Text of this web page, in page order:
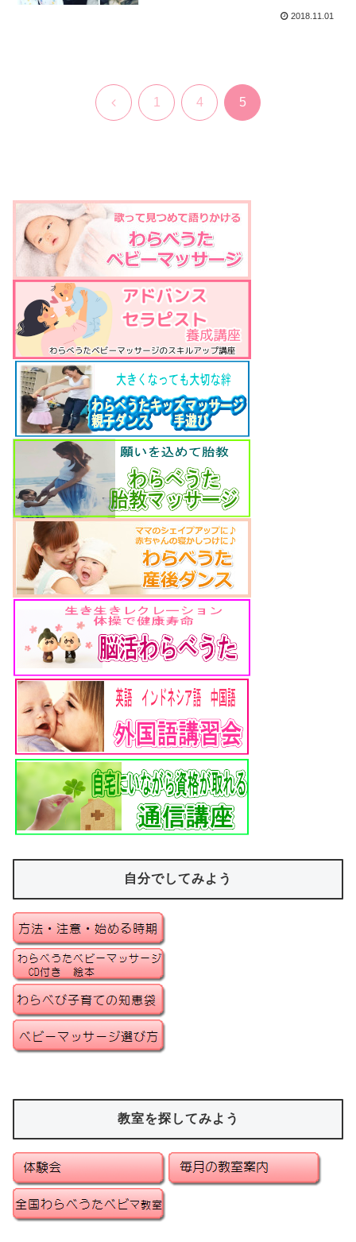
2018.11.01
前 1 4 5
自分でしてみよう
教室を探してみよう